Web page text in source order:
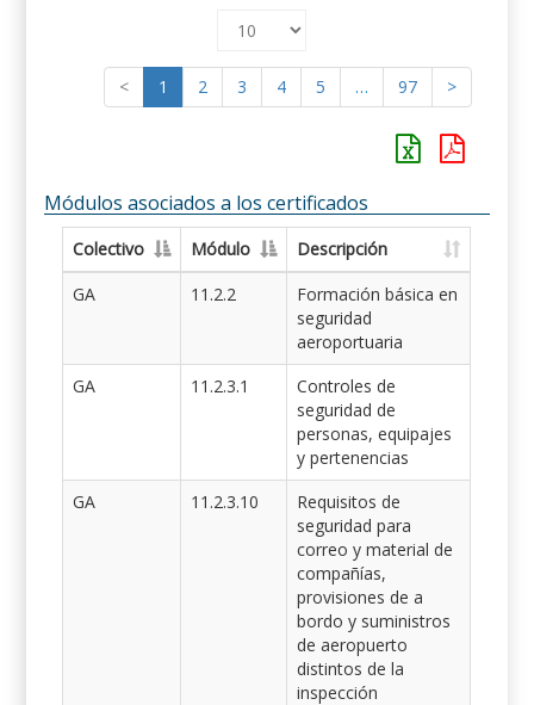
< 1 2 3 4 5 … 97 >
Módulos asociados a los certificados
Colectivo Módulo
Descripción
GA
11.2.2
Formación básica en
seguridad
aeroportuaria
GA
11.2.3.1
Controles de
seguridad de
personas, equipajes
y pertenencias
GA
11.2.3.10
Requisitos de
seguridad para
correo y material de
compañías,
provisiones de a
bordo y suministros
de aeropuerto
distintos de la
inspección